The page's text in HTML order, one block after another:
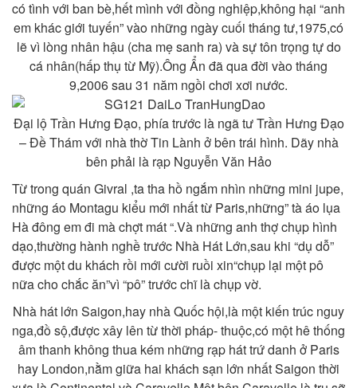
có tình với ban bè,hết mình với đồng nghiệp,không hại “anh
em khác giới tuyến” vào những ngày cuối tháng tư,1975,có
lẽ vì lòng nhân hậu (cha mẹ sanh ra) và sự tôn trọng tự do
cá nhân(hấp thụ từ Mỹ).Ông Ẩn đã qua đời vào tháng
9,2006 sau 31 năm ngồi chơi xơi nước.
Đại lộ Trần Hưng Đạo, phía trước là ngã tư Trần Hưng Đạo
– Đề Thám với nhà thờ Tin Lành ở bên trái hình. Dãy nhà
bên phải là rạp Nguyễn Văn Hảo
Từ trong quán Givral ,ta tha hồ ngắm nhìn những mini jupe,
những áo Montagu kiểu mới nhất từ Paris,những” tà áo lụa
Hà đông em đi mà chợt mát “.Và những anh thợ chụp hình
dạo,thường hành nghề trước Nhà Hát Lớn,sau khi “dụ dỗ”
được một du khách rồi mới cười ruồi xin“chụp lại một pô
nữa cho chắc ăn”vì “pô” trước chĩ là chụp vờ.
Nhà hát lớn Saigon,hay nhà Quốc hội,là một kiến trúc nguy
nga,đồ sộ,được xây lên từ thời pháp- thuộc,có một hê thống
âm thanh không thua kém những rạp hát trứ danh ở Paris
hay London,nằm giữa hai khách sạn lớn nhất Saigon thời